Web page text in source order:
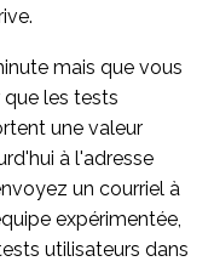
mais que vous
les tests
une valeur
à l'adresse
un courriel à
expérimentée,
utilisateurs dans